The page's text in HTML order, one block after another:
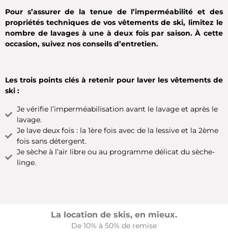
Pour s’assurer de la tenue de l’imperméabilité et des
propriétés techniques de vos vêtements de ski, limitez le
nombre de lavages à une à deux fois par saison. À cette
occasion, suivez nos conseils d’entretien.
Les trois points clés à retenir pour laver les vêtements de
ski :
Je vérifie l’imperméabilisation avant le lavage et après le
lavage.
Je lave deux fois : la 1ère fois avec de la lessive et la 2ème
fois sans détergent.
Je sèche à l’air libre ou au programme délicat du sèche-
linge.
La location de skis, en mieux.
De 10% à 50% de remise